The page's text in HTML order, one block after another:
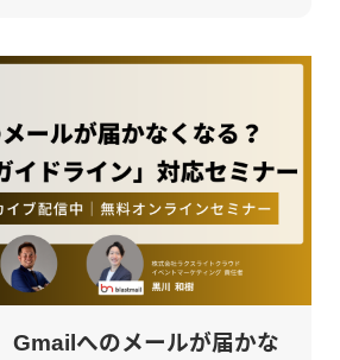
Gmailへのメールが届かな